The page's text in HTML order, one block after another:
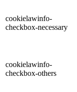
cookielawinfo-
checkbox-necessary
cookielawinfo-
checkbox-others